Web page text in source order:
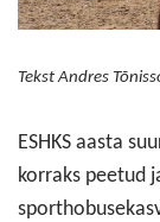
Tekst Andres
ESHKS aasta
korraks peetud